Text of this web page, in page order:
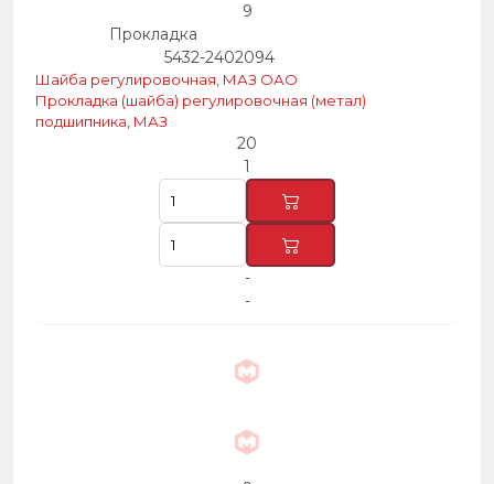
9
Прокладка
5432-2402094
Шайба регулировочная, МАЗ ОАО
Прокладка (шайба) регулировочная (метал)
подшипника, МАЗ
20
1
-
-